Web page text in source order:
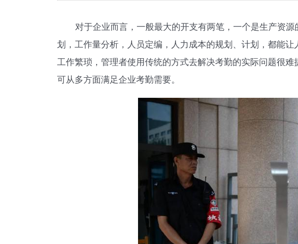
对于企业而言，一般最大的开支有两笔，一个是生产资
划，工作量分析，人员定编，人力成本的规划、计划，都能
工作繁琐，管理者使用传统的方式去解决考勤的实际问题很
可从多方面满足企业考勤需要。